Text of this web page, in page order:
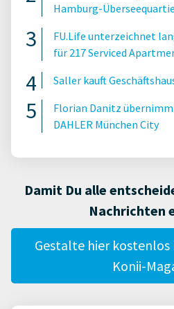
Hamburg-
FU.Life unterzeichnet
für 217 Serviced
Saller kauft
Florian Danitz
DAHLER München City
Damit Du alle
Nachrichten
Gestalte hier kostenlos
Konii-